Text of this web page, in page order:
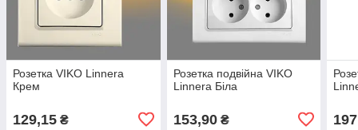
Розетка VIKO Linnera
Крем
129,15 ₴
Розетка подвійна VIKO
Linnera Біла
153,90₴